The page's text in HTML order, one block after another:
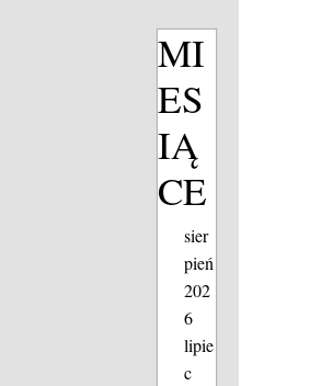
MI
ES
IĄ
CE
sier
pień
202
6
lipie
c